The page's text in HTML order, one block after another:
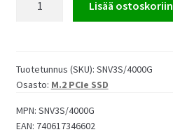
SSD
M.2
PCIe
Lisää ostoskoriin
Tuotetunnus (SKU): SNV3S/4000G
Osasto: M.2 PCIe SSD
MPN: SNV3S/4000G
EAN: 740617346602